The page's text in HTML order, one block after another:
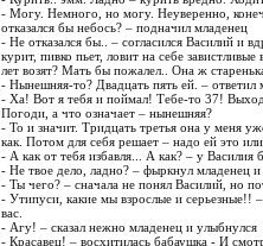
- Могу. Немного, но могу. Неуверенно,
отказался бы небось? – подначил младенец
- Не отказался бы.. – согласился Василий и
курит, пивко пьет, ловит на себе
лет возят? Мать бы пожалел.. Она ж
- Нынешняя-то? Двадцать пять ей. –
- Ха! Вот я тебя и поймал! Тебе-то 37!
Погоди, а что означает – нынешняя?
- То и значит. Тридцать третья она у меня
как. Потом для себя решает – надо ей это
- А как от тебя избавля... А как? – у
- Не твое дело, ладно? – фыркнул младенец и
- Ты чего? – сначала не понял Василий, но
- Утипуси, какие мы взрослые и серьезные!!
вас.
- Агу! – сказал нежно младенец и улыбнулся
- Красавец! – восхитилась бабаушка - И